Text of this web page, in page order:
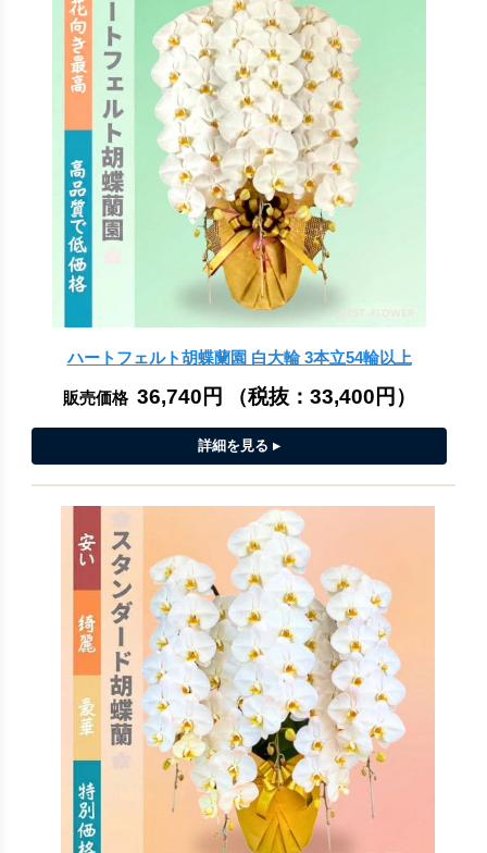
ハートフェルト胡蝶蘭園 白大輪 3本立54輪以上
販売価格 36,740円 （税抜： 33,400円 ）